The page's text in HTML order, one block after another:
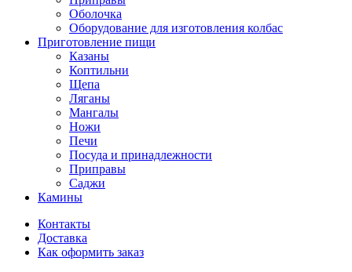
Оболочка
Оборудование для изготовления колбас
Приготовление пищи
Казаны
Коптильни
Щепа
Ляганы
Мангалы
Ножи
Печи
Посуда и принадлежности
Приправы
Саджи
Камины
Контакты
Доставка
Как оформить заказ